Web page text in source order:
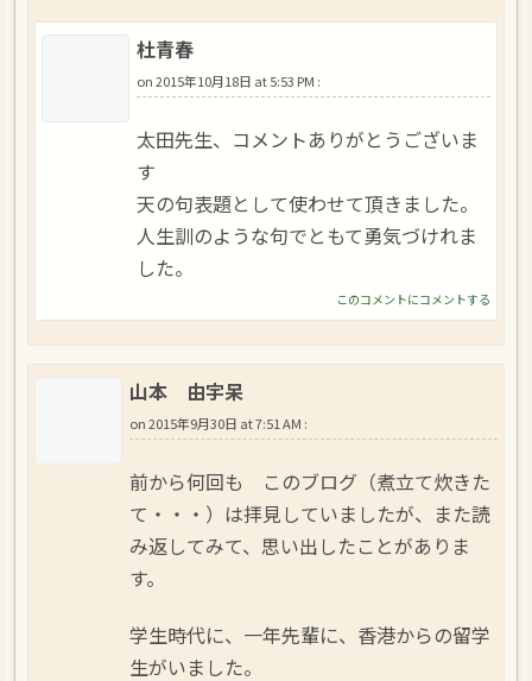
杜青春
on2015年10月18日 at 5:53 PM :
太田先生、コメントありがとうございま
す
天の句表題として使わせて頂きました。
人生訓のような句でともて勇気づけれま
した。
このコメントにコメントする
山本 由宇呆
on2015年9月30日 at 7:51 AM :
前から何回も このブログ（煮立て炊きた
て・・・）は拝見していましたが、また読
み返してみて、思い出したことがありま
す。
学生時代に、一年先輩に、香港からの留学
生がいました。